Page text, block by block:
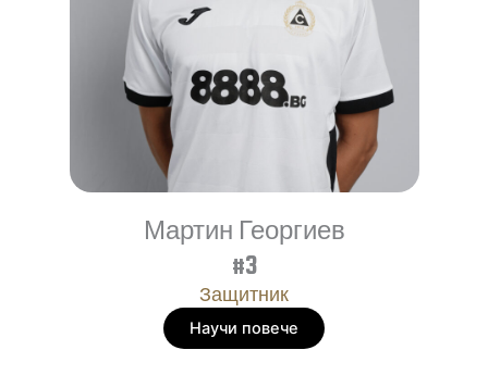
Мартин Георгиев
#3
Защитник
Научи повече